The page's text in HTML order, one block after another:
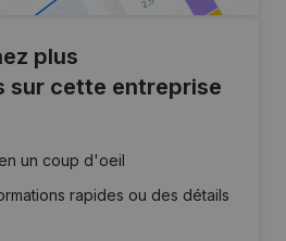
plus
sur cette entreprise
un coup d'oeil
rapides ou des détails